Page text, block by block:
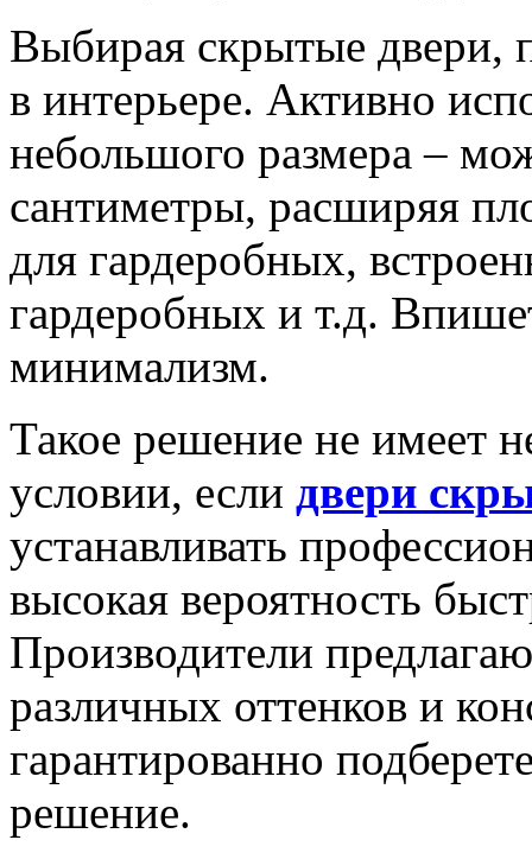
Выбирая скрытые двери,
в интерьере. Активно
небольшого размера –
сантиметры, расширяя
для гардеробных,
гардеробных и т.д.
минимализм.
Такое решение не имеет
условии, если двери
устанавливать
высокая вероятность
Производители
различных оттенков и
гарантированно
решение.